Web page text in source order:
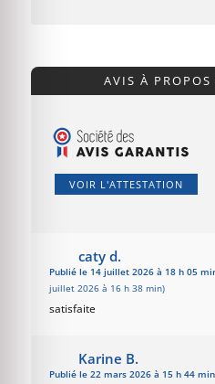
AVIS À
VOIR L'ATTESTATION
caty d.
Publié le 14 juillet 2026 à 18 h 05
juillet 2026 à 16 h 38 min)
satisfaite
Karine B.
Publié le 22 mars 2026 à 15 h 44 min